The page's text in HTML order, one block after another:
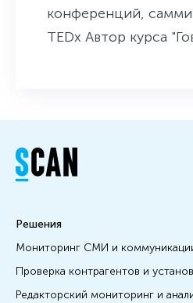
конференций,
TEDx Автор курса
Решения
Мониторинг СМИ и
Проверка контрагентов и
Редакторский мониторинг и